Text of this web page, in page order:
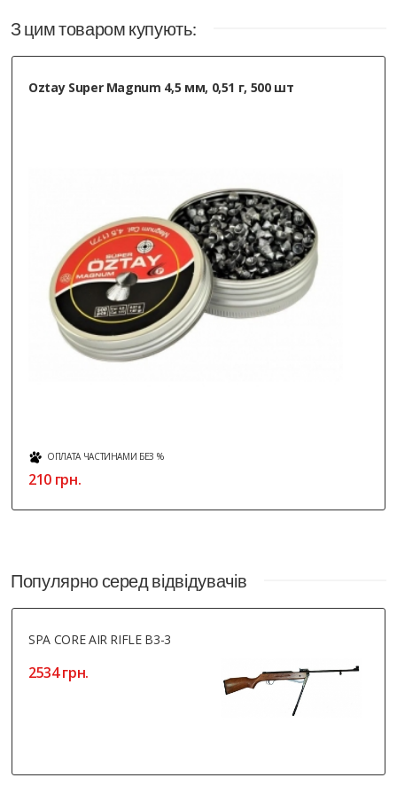
З цим товаром купують:
Oztay Super Magnum 4,5 мм, 0,51 г, 500 шт
ОПЛАТА ЧАСТИНАМИ БЕЗ %
210 грн.
Популярно серед відвідувачів
SPA CORE AIR RIFLE B3-3
2534 грн.